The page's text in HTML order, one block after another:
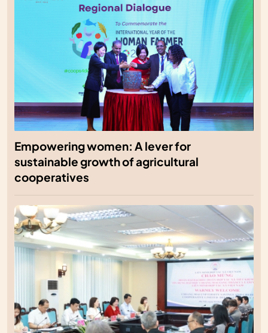
Empowering women: A lever for
sustainable growth of agricultural
cooperatives